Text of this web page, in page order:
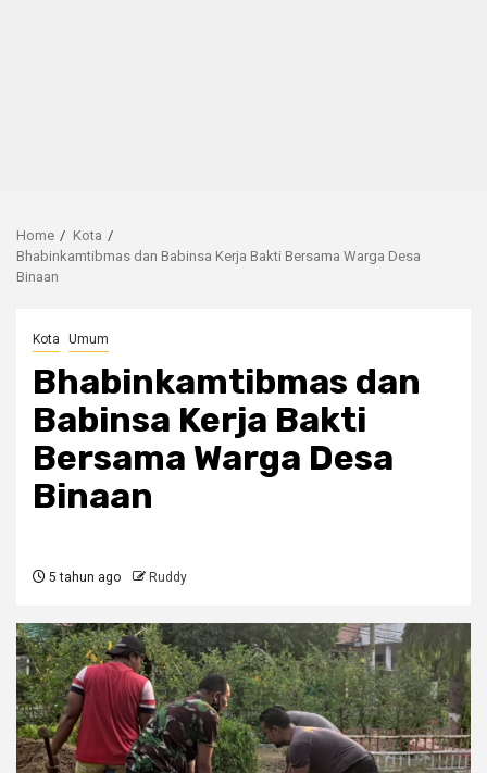
Home
Kota
Bhabinkamtibmas dan Babinsa Kerja Bakti Bersama Warga Desa
Binaan
Kota Umum
Bhabinkamtibmas dan
Babinsa Kerja Bakti
Bersama Warga Desa
Binaan
5 tahun ago Ruddy